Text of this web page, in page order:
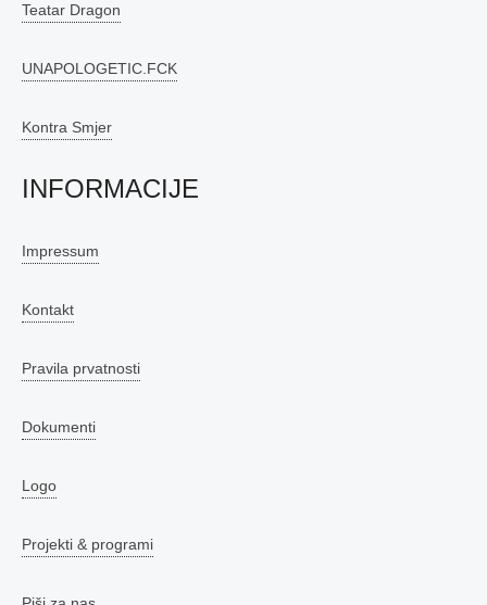
Teatar Dragon
UNAPOLOGETIC.FCK
Kontra Smjer
INFORMACIJE
Impressum
Kontakt
Pravila prvatnosti
Dokumenti
Logo
Projekti & programi